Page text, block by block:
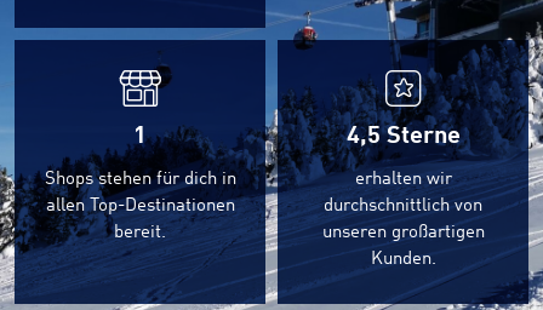
1
Shops stehen für dich in
allen Top-Destinationen
bereit.
4,5Sterne
erhalten wir
durchschnittlich von
unseren großartigen
Kunden.